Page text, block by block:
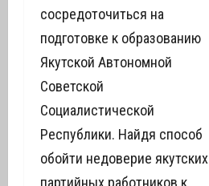
сосредоточиться на
подготовке к образованию
Якутской Автономной
Советской
Социалистической
Республики. Найдя способ
обойти недоверие якутских